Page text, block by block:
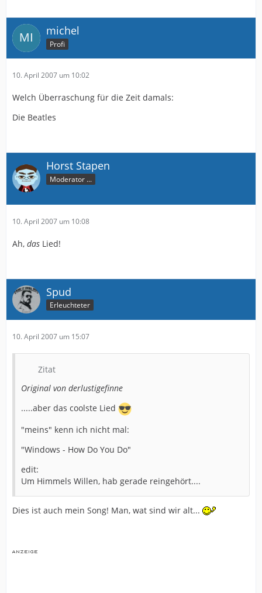
michel
Profi
10. April 2007 um 10:02
Welch Überraschung für die Zeit damals:
Die Beatles
Horst Stapen
Moderator ...
10. April 2007 um 10:08
Ah, das Lied!
Spud
Erleuchteter
10. April 2007 um 15:07
Zitat
Original von derlustigefinne
.....aber das coolste Lied
"meins" kenn ich nicht mal:
"Windows - How Do You Do"
edit:
Um Himmels Willen, hab gerade reingehört....
Dies ist auch mein Song! Man, wat sind wir alt...